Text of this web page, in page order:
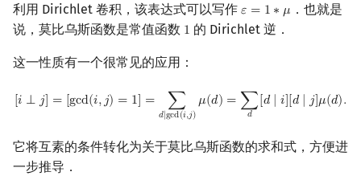
手指树
网络流
矩阵树定理
利用 Dirichlet 卷积，该表达式可以写作 𝜀 = 1 ∗ 𝜇
ε =1∗μ
．也就是
说，莫比乌斯函数是常值函数 1
1 的 Dirichlet 逆．
这一性质有一个很常见的应用：
[𝑖 ⟂ 𝑗] = [gcd(𝑖,𝑗) = 1] = ∑
𝑑∣gcd(𝑖,𝑗)
𝜇(𝑑) = ∑
𝑑
[𝑑 ∣ 𝑖][𝑑 ∣ 𝑗]𝜇(𝑑).
[i ⟂j =[gcd i,j) =1 ]=∑ d∣ gcd( )μ(d) =∑ d[d∣i][ d∣j]μ( d ).
它将互素的条件转化为关于莫比乌斯函数的求和式，方便进
一步推导．